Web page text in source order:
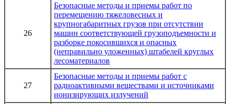
26
Безопасные методы и приемы работ по
перемещению тяжеловесных и
крупногабаритных грузов при отсутствии
машин соответствующей грузоподъемности и
разборке покосившихся и опасных
(неправильно уложенных) штабелей круглых
лесоматериалов
27
Безопасные методы и приемы работ с
радиоактивными веществами и источниками
ионизирующих излучений